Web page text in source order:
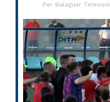
Per Balaguer Televisió